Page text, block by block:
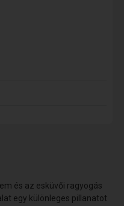
és az esküvői ragyogás
egy különleges pillanatot